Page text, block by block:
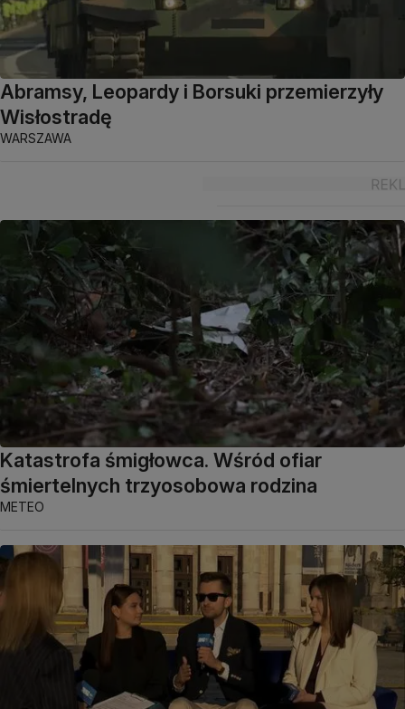
Abramsy, Leopardy i Borsuki przemierzyły
Wisłostradę
WARSZAWA
Katastrofa śmigłowca. Wśród ofiar
śmiertelnych trzyosobowa rodzina
METEO